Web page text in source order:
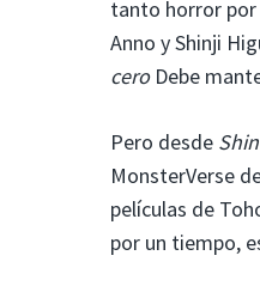
tanto horror por
Anno y Shinji
ceroDebe
Pero desde
MonsterVerse
películas de
por un tiempo,